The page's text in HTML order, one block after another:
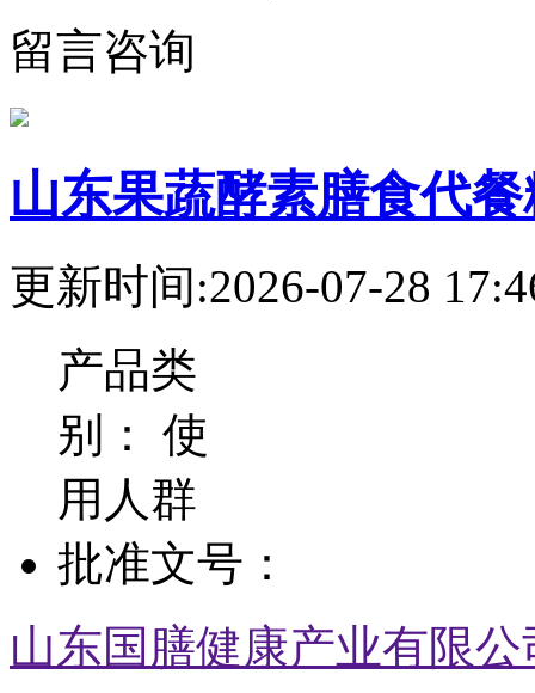
留言咨询
山东果蔬酵素膳食代
更新时间:2026-07-28
产品类
别： 使
用人群
批准文号：
山东国膳健康产业有限公